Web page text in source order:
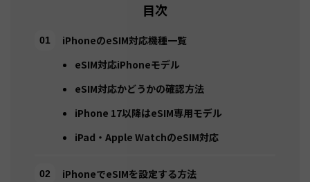
目次
iPhoneのeSIM対応機種一覧
eSIM対応iPhoneモデル
eSIM対応かどうかの確認方法
iPhone 17以降はeSIM専用モデル
iPad・Apple WatchのeSIM対応
iPhoneでeSIMを設定する方法